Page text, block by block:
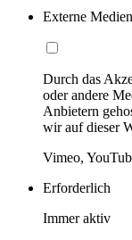
Externe
Durch das
oder andere
Anbietern
wir auf dieser
Vimeo,
Erforderlich
Immer aktiv